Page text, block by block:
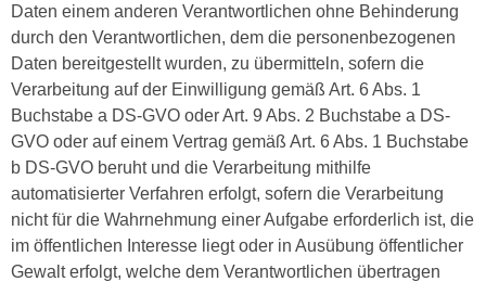
Daten einem anderen Verantwortlichen ohne Behinderung
durch den Verantwortlichen, dem die personenbezogenen
Daten bereitgestellt wurden, zu übermitteln, sofern die
Verarbeitung auf der Einwilligung gemäß Art. 6 Abs. 1
Buchstabe a DS-GVO oder Art. 9 Abs. 2 Buchstabe a DS-
GVO oder auf einem Vertrag gemäß Art. 6 Abs. 1 Buchstabe
b DS-GVO beruht und die Verarbeitung mithilfe
automatisierter Verfahren erfolgt, sofern die Verarbeitung
nicht für die Wahrnehmung einer Aufgabe erforderlich ist, die
im öffentlichen Interesse liegt oder in Ausübung öffentlicher
Gewalt erfolgt, welche dem Verantwortlichen übertragen